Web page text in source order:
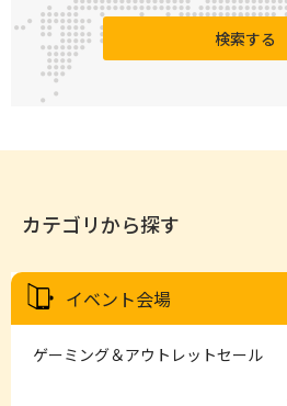
検索する
カテゴリから探す
イベント会場
ゲーミング＆アウトレットセール